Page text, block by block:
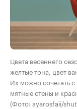
Цвета весеннего
желтые тона, цвет
Их можно сочетать
мятные стены и
(Фото: ayarosfaii/